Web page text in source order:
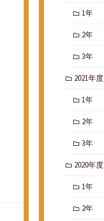
1年
2年
3年
2021年度
1年
2年
3年
2020年度
1年
2年